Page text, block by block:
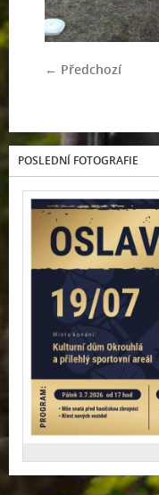
← Předchozí
POSLEDNÍ FOTOGRAFIE